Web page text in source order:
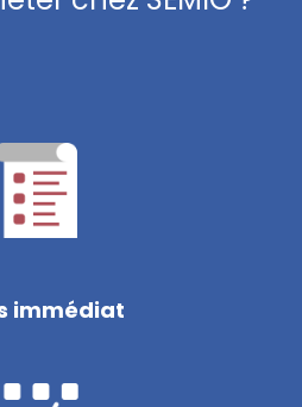
immédiat